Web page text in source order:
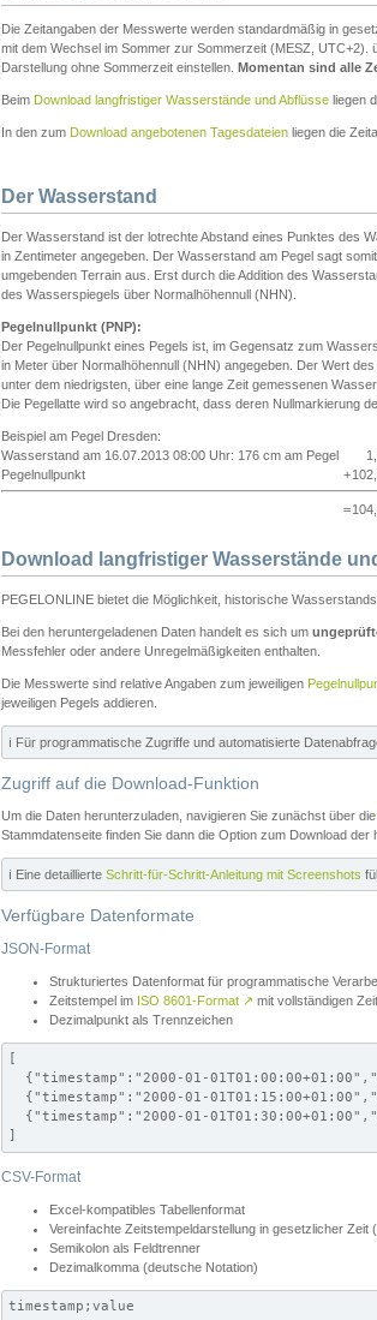
Die Zeitangaben der Messwerte werden standardmäßig in
mit dem Wechsel im Sommer zur Sommerzeit (MESZ, UTC+2).
Darstellung ohne Sommerzeit einstellen. Momentan sind alle
Beim Download langfristiger Wasserstände und Abflüsse liegen
In den zum Download angebotenen Tagesdateien liegen die
Der Wasserstand
Der Wasserstand ist der lotrechte Abstand eines Punktes des
in Zentimeter angegeben. Der Wasserstand am Pegel sagt
umgebenden Terrain aus. Erst durch die Addition des
des Wasserspiegels über Normalhöhennull (NHN).
Pegelnullpunkt (PNP):
Der Pegelnullpunkt eines Pegels ist, im Gegensatz zum
in Meter über Normalhöhennull (NHN) angegeben. Der Wert
unter dem niedrigsten, über eine lange Zeit gemessenen
Die Pegellatte wird so angebracht, dass deren Nullmarkierung
Beispiel am Pegel Dresden:
Wasserstand am 16.07.2013 08:00 Uhr: 176 cm am Pegel
Pegelnullpunkt
+
=
Download langfristiger Wasserstände
PEGELONLINE bietet die Möglichkeit, historische
Bei den heruntergeladenen Daten handelt es sich um
Messfehler oder andere Unregelmäßigkeiten enthalten.
Die Messwerte sind relative Angaben zum jeweiligen
jeweiligen Pegels addieren.
ℹ️ Für programmatische Zugriffe und automatisierte
Zugriff auf die Download-Funktion
Um die Daten herunterzuladen, navigieren Sie zunächst über die
Stammdatenseite finden Sie dann die Option zum Download
ℹ️ Eine detaillierte Schritt-für-Schritt-Anleitung mit Screenshots
Verfügbare Datenformate
JSON-Format
Strukturiertes Datenformat für programmatische
Zeitstempel im ISO 8601-Format ↗ mit vollständigen
Dezimalpunkt als Trennzeichen
[
{"timestamp":"2000-01-
{"timestamp":"2000-01-
{"timestamp":"2000-01-
]
CSV-Format
Excel-kompatibles Tabellenformat
Vereinfachte Zeitstempeldarstellung in gesetzlicher Zeit
Semikolon als Feldtrenner
Dezimalkomma (deutsche Notation)
timestamp;value